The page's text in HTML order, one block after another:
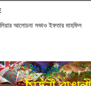
আলোচনা সভাও ইফতার মাহফিল